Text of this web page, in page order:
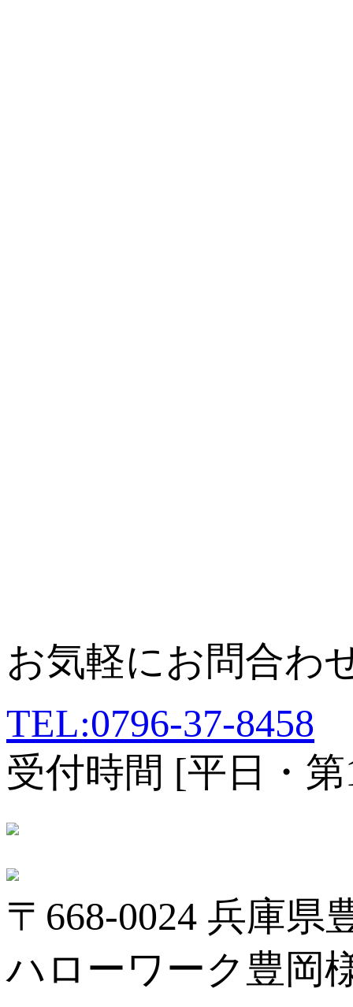
お気軽にお問合わ
TEL:0796-37-8458
受付時間 [平日・
〒668-0024 兵庫県
ハローワーク豊岡